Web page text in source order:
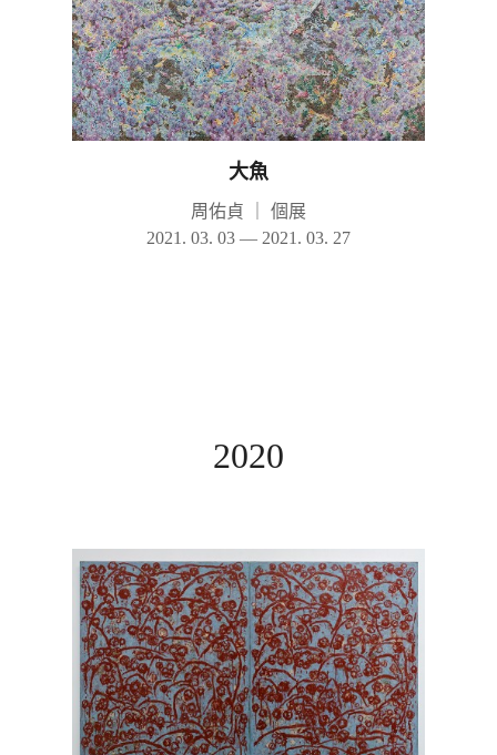
大魚
周佑貞
個展
2021. 03. 03 — 2021. 03. 27
2020